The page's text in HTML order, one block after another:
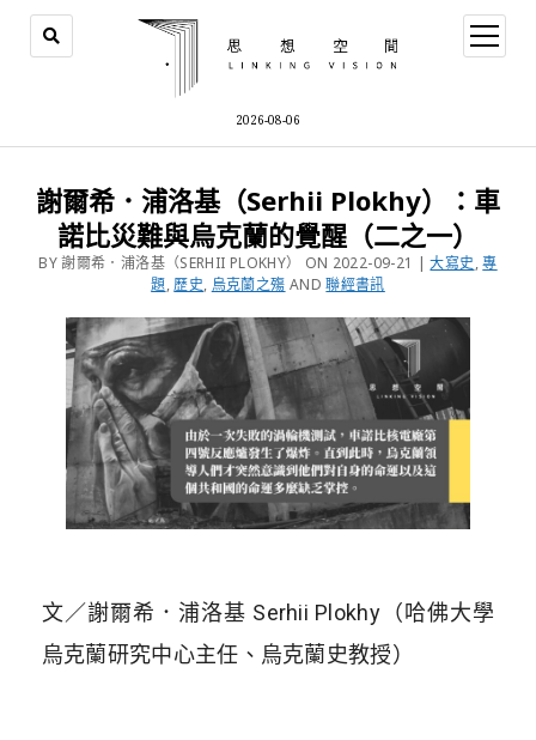
2026-08-06
謝爾希．浦洛基（Serhii Plokhy）：車
諾比災難與烏克蘭的覺醒（二之一）
BY 謝爾希．浦洛基（SERHII PLOKHY） ON 2022-09-21 |大寫史,專
題,歷史, 烏克蘭之殤 AND聯經書訊
文／謝爾希．浦洛基 Serhii Plokhy（哈佛大學
烏克蘭研究中心主任、烏克蘭史教授）